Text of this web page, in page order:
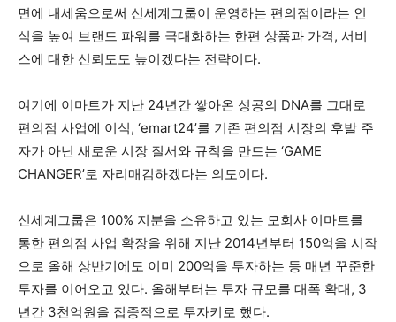
면에 내세움으로써 신세계그룹이 운영하는 편의점이라는 인
식을 높여 브랜드 파워를 극대화하는 한편 상품과 가격, 서비
스에 대한 신뢰도도 높이겠다는 전략이다.
여기에 이마트가 지난 24년간 쌓아온 성공의 DNA를 그대로
편의점 사업에 이식, ‘emart24’를 기존 편의점 시장의 후발 주
자가 아닌 새로운 시장 질서와 규칙을 만드는 ‘GAME
CHANGER’로 자리매김하겠다는 의도이다.
신세계그룹은 100% 지분을 소유하고 있는 모회사 이마트를
통한 편의점 사업 확장을 위해 지난 2014년부터 150억을 시작
으로 올해 상반기에도 이미 200억을 투자하는 등 매년 꾸준한
투자를 이어오고 있다. 올해부터는 투자 규모를 대폭 확대, 3
년간 3천억원을 집중적으로 투자키로 했다.